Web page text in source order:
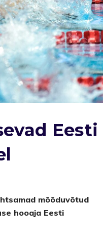
Eesti
mõõduvõtud
hooaja Eesti